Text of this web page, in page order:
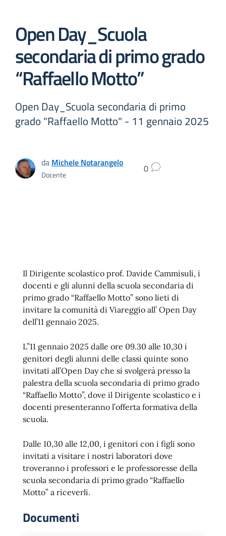
Open Day_Scuola
secondaria di primo grado
“Raffaello Motto”
Open Day_Scuola secondaria di primo
grado "Raffaello Motto" - 11 gennaio 2025
da Michele Notarangelo
Docente 0
Il Dirigente scolastico prof. Davide Cammisuli, i
docenti e gli alunni della scuola secondaria di
primo grado “Raffaello Motto” sono lieti di
invitare la comunità di Viareggio all’ Open Day
dell’11 gennaio 2025.
L’’11 gennaio 2025 dalle ore 09.30 alle 10,30 i
genitori degli alunni delle classi quinte sono
invitati all’Open Day che si svolgerà presso la
palestra della scuola secondaria di primo grado
“Raffaello Motto”, dove il Dirigente scolastico e i
docenti presenteranno l’offerta formativa della
scuola.
Dalle 10,30 alle 12,00, i genitori con i figli sono
invitati a visitare i nostri laboratori dove
troveranno i professori e le professoresse della
scuola secondaria di primo grado “Raffaello
Motto” a riceverli.
Documenti